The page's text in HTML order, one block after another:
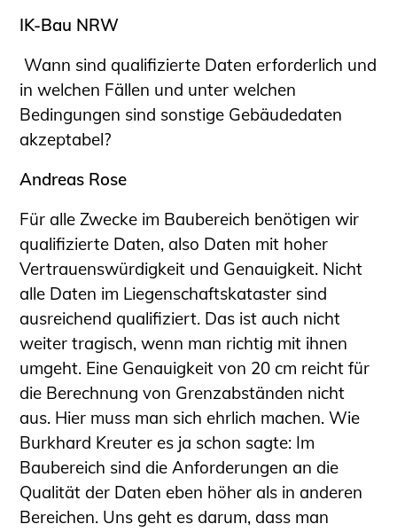
IK-Bau NRW
Wann sind qualifizierte Daten erforderlich und
in welchen Fällen und unter welchen
Bedingungen sind sonstige Gebäudedaten
akzeptabel?
Andreas Rose
Für alle Zwecke im Baubereich benötigen wir
qualifizierte Daten, also Daten mit hoher
Vertrauenswürdigkeit und Genauigkeit. Nicht
alle Daten im Liegenschaftskataster sind
ausreichend qualifiziert. Das ist auch nicht
weiter tragisch, wenn man richtig mit ihnen
umgeht. Eine Genauigkeit von 20 cm reicht für
die Berechnung von Grenzabständen nicht
aus. Hier muss man sich ehrlich machen. Wie
Burkhard Kreuter es ja schon sagte: Im
Baubereich sind die Anforderungen an die
Qualität der Daten eben höher als in anderen
Bereichen. Uns geht es darum, dass man